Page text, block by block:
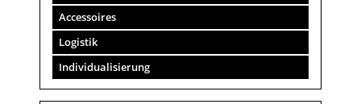
Accessoires
Logistik
Individualisierung